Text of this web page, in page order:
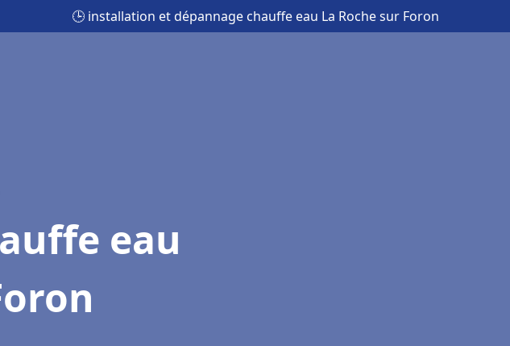
🕒 installation et dépannage chauffe eau La Roche sur Foron
eau